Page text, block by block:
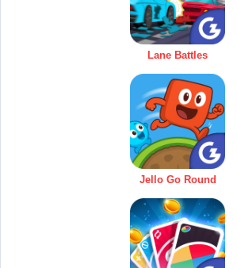
Lane Battles
Jello Go Round